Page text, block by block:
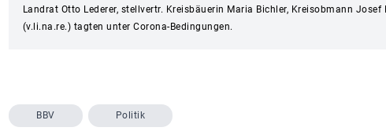
Landrat Otto Lederer, stellvertr. Kreisbäuerin Maria Bichler, Kreisobmann
(v.li.na.re.) tagten unter Corona-Bedingungen.
BBV Politik